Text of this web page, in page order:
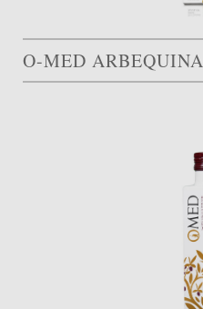
O-MED ARBEQUINA